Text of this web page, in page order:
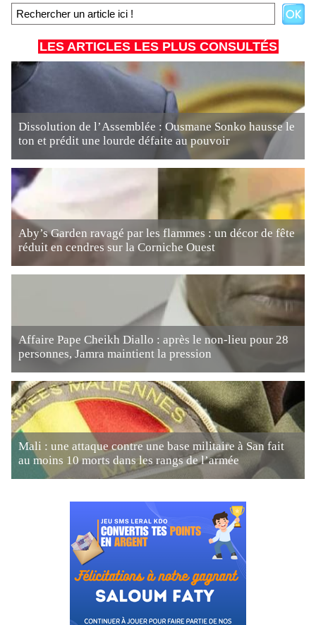
LES ARTICLES LES PLUS CONSULTÉS
Dissolution de l’Assemblée : Ousmane Sonko hausse le
ton et prédit une lourde défaite au pouvoir
Aby’s Garden ravagé par les flammes : un décor de fête
réduit en cendres sur la Corniche Ouest
Affaire Pape Cheikh Diallo : après le non-lieu pour 28
personnes, Jamra maintient la pression
Mali : une attaque contre une base militaire à San fait
au moins 10 morts dans les rangs de l’armée